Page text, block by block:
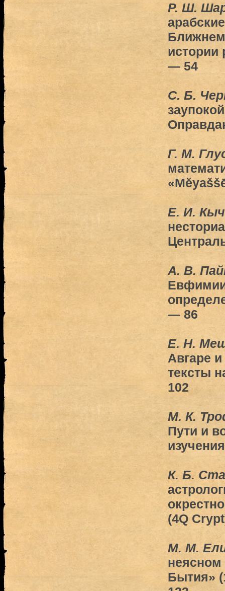
P. Ш.
Ближнем
истории
— 54
С. Б.
Г. М.
Е. И.
A. В.
Евфимии
— 86
Е. Н.
Авгаре
тексты
102
М. К.
Пути и
К. Б.
(4Q
М. М.
неясном
Бытия»